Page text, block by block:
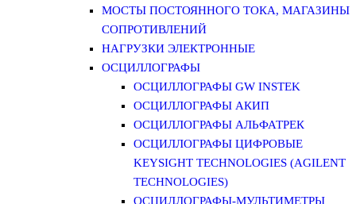
МОСТЫ ПОСТОЯННОГО ТОКА, МАГАЗИНЫ
СОПРОТИВЛЕНИЙ
НАГРУЗКИ ЭЛЕКТРОННЫЕ
ОСЦИЛЛОГРАФЫ
ОСЦИЛЛОГРАФЫ GW INSTEK
ОСЦИЛЛОГРАФЫ АКИП
ОСЦИЛЛОГРАФЫ АЛЬФАТРЕК
ОСЦИЛЛОГРАФЫ ЦИФРОВЫЕ
KEYSIGHT TECHNOLOGIES (AGILENT
TECHNOLOGIES)
ОСЦИЛЛОГРАФЫ-МУЛЬТИМЕТРЫ